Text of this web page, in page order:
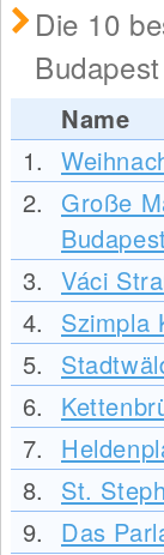
Die 10
Budapest
Name
1.
2.
Große
Budapest
3. Váci
4.
Szimpla
5.
6.
7.
8.
St.
9.
Das